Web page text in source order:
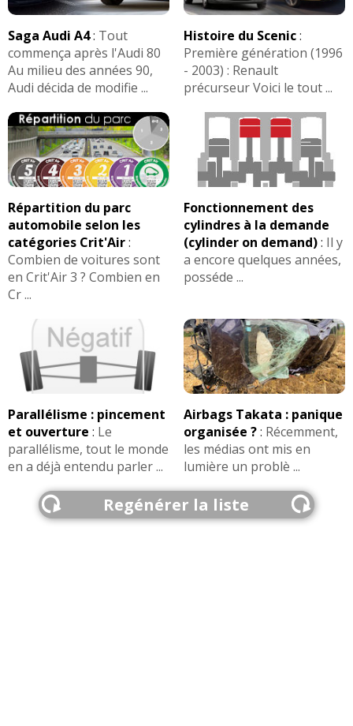
Saga Audi A4: Tout
commença après l'Audi 80
Au milieu des années 90,
Audi décida de modifie ...
Histoire du Scenic:
Première génération (1996
- 2003) : Renault
précurseur Voici le tout ...
Répartition du parc
automobile selon les
catégories Crit'Air:
Combien de voitures sont
en Crit'Air 3 ? Combien en
Cr ...
Fonctionnement des
cylindres à la demande
(cylinder on demand): Il y
a encore quelques années,
posséde ...
Parallélisme : pincement
et ouverture : Le
parallélisme, tout le monde
en a déjà entendu parler ...
Airbags Takata : panique
organisée ?: Récemment,
les médias ont mis en
lumière un problè ...
Regénérer la liste